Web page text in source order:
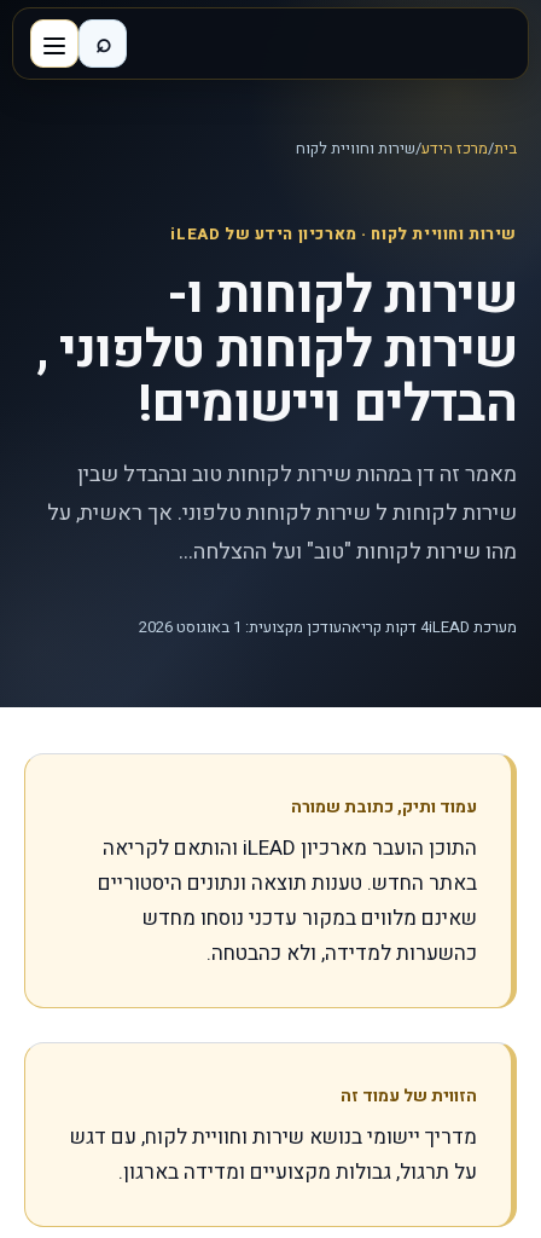
⌕
בית/מרכז הידע/שירות וחוויית לקוח
שירות וחוויית לקוח · מארכיון הידע של iLEAD
שירות לקוחות ו-
שירות לקוחות טלפוני ,
הבדלים ויישומים!
מאמר זה דן במהות שירות לקוחות טוב ובהבדל שבין
שירות לקוחות ל שירות לקוחות טלפוני. אך ראשית, על
מהו שירות לקוחות "טוב" ועל ההצלחה...
מערכת iLEAD 4דקות קריאהעודכן מקצועית: 1 באוגוסט 2026
עמוד ותיק, כתובת שמורה
התוכן הועבר מארכיון iLEAD והותאם לקריאה
באתר החדש. טענות תוצאה ונתונים היסטוריים
שאינם מלווים במקור עדכני נוסחו מחדש
כהשערות למדידה, ולא כהבטחה.
הזווית של עמוד זה
מדריך יישומי בנושא שירות וחוויית לקוח, עם דגש
על תרגול, גבולות מקצועיים ומדידה בארגון.